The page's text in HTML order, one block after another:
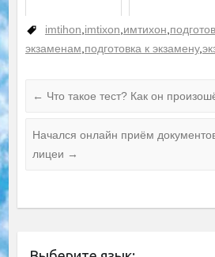
imtihon,imtixon,имтихон,
экзаменам,подготовка к экзамену,
← Что такое тест? Как он
Начался онлайн приём
лицеи →